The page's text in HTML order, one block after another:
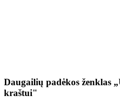
Daugailių padėkos ženklas
kraštui"